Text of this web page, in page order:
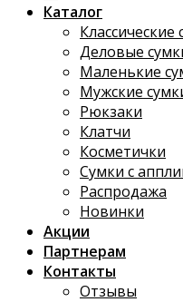
Каталог
Классические
Деловые
Маленькие
Мужские
Рюкзаки
Клатчи
Косметички
Сумки с
Распродажа
Новинки
Акции
Партнерам
Контакты
Отзывы